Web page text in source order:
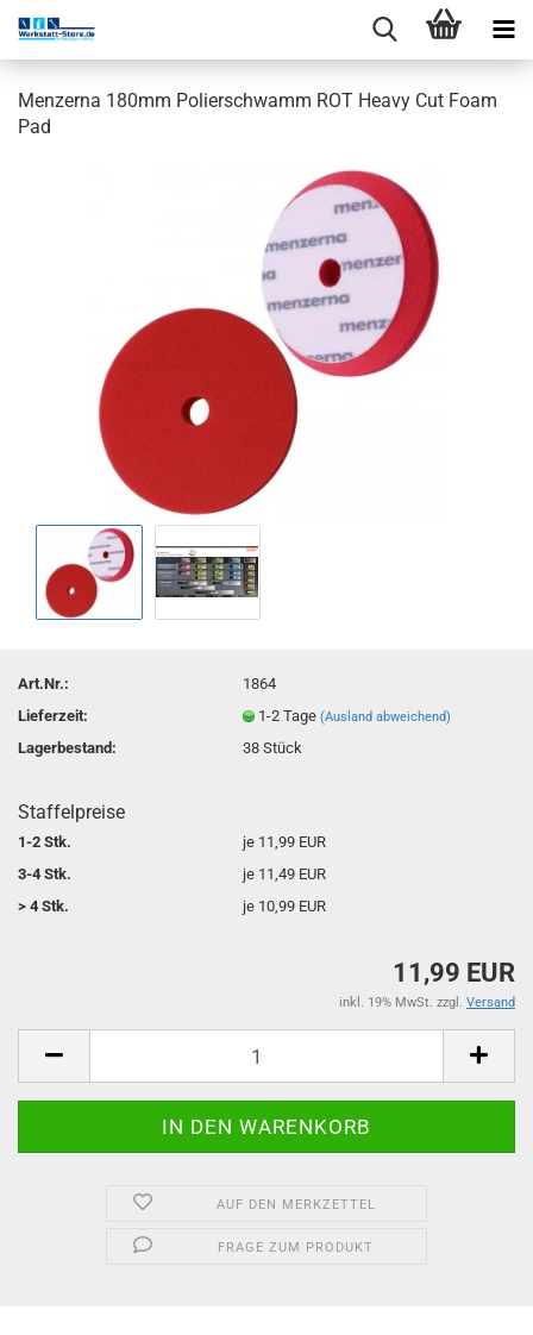
Menzerna 180mm Polierschwamm ROT Heavy Cut Foam
Pad
Art.Nr.:
1864
Lieferzeit:
1-2 Tage(Ausland abweichend)
Lagerbestand: 38Stück
Staffelpreise
1-2 Stk.
je 11,99 EUR
3-4 Stk.
je 11,49 EUR
> 4 Stk.
je 10,99 EUR
11,99 EUR
inkl. 19% MwSt. zzgl. Versand
AUF DEN MERKZETTEL
FRAGE ZUM PRODUKT